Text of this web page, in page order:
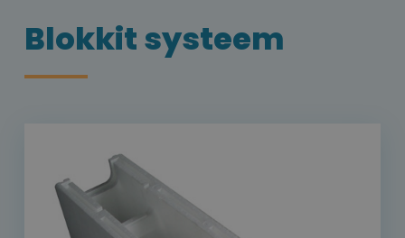
Blokkit systeem